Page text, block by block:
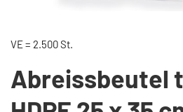
VE = 2.500 St.
Abreissbeutel